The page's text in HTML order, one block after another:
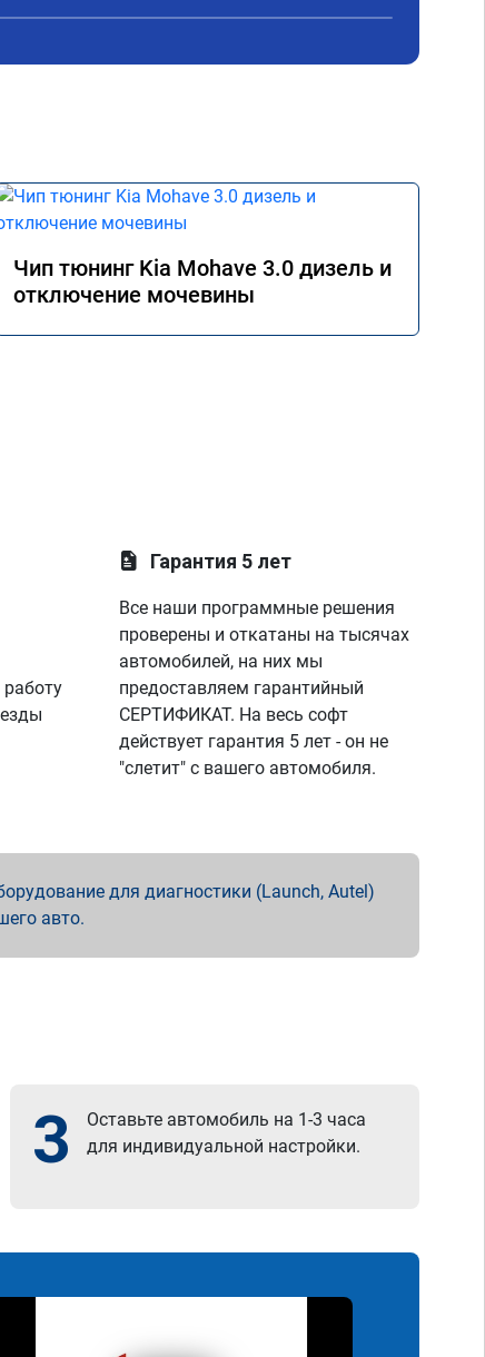
Чип тюнинг Kia Mohave 3.0 дизель и
отключение мочевины
Гарантия 5 лет
Все наши программные решения
проверены и откатаны на тысячах
автомобилей, на них мы
предоставляем гарантийный
СЕРТИФИКАТ. На весь софт
действует гарантия 5 лет - он не
"слетит" с вашего автомобиля.
для диагностики (Launch, Autel)
авто.
3
Оставьте автомобиль на 1-3 часа
для индивидуальной настройки.